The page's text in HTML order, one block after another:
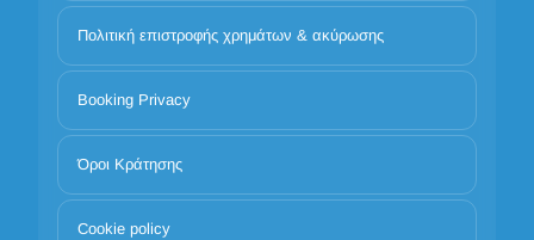
Πολιτική επιστροφής χρημάτων & ακύρωσης
Booking Privacy
Όροι Κράτησης
Cookie policy